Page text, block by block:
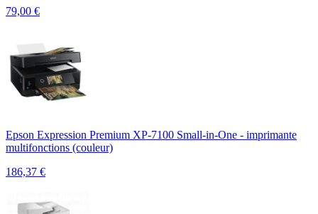
79,00 €
Epson Expression Premium XP-7100 Small-in-One - imprimante
multifonctions (couleur)
186,37 €